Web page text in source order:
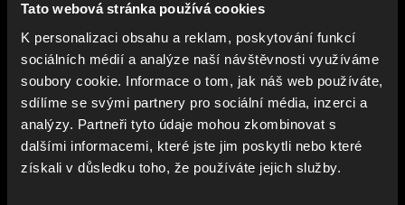
Tato webová stránka používá cookies
K personalizaci obsahu a reklam, poskytování funkcí
sociálních médií a analýze naší návštěvnosti využíváme
soubory cookie. Informace o tom, jak náš web používáte,
sdílíme se svými partnery pro sociální média, inzerci a
analýzy. Partneři tyto údaje mohou zkombinovat s
dalšími informacemi, které jste jim poskytli nebo které
získali v důsledku toho, že používáte jejich služby.
👨‍💻 TIPY OD NAŠEHO
DEVOPS MISTRA MARTINA
## HTTPS://ZELLIJ.DEV